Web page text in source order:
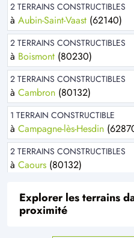
2 TERRAINS CONSTRUCTIBLES
à Aubin-Saint-Vaast (62140)
2 TERRAINS CONSTRUCTIBLES
à Boismont (80230)
2 TERRAINS CONSTRUCTIBLES
à Cambron (80132)
1 TERRAIN CONSTRUCTIBLE
à Campagne-lès-Hesdin
2 TERRAINS CONSTRUCTIBLES
à Caours (80132)
Coulonvillers(80135)
Explorer les terrains
proximité